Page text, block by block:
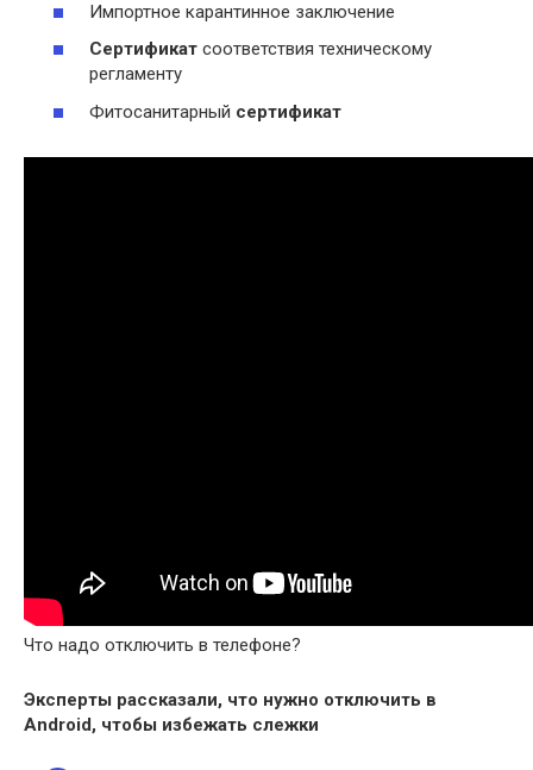
Импортное карантинное заключение
Сертификат соответствия техническому
регламенту
Фитосанитарный сертификат
Что надо отключить в телефоне?
Эксперты рассказали, что нужно отключить в
Android, чтобы избежать слежки